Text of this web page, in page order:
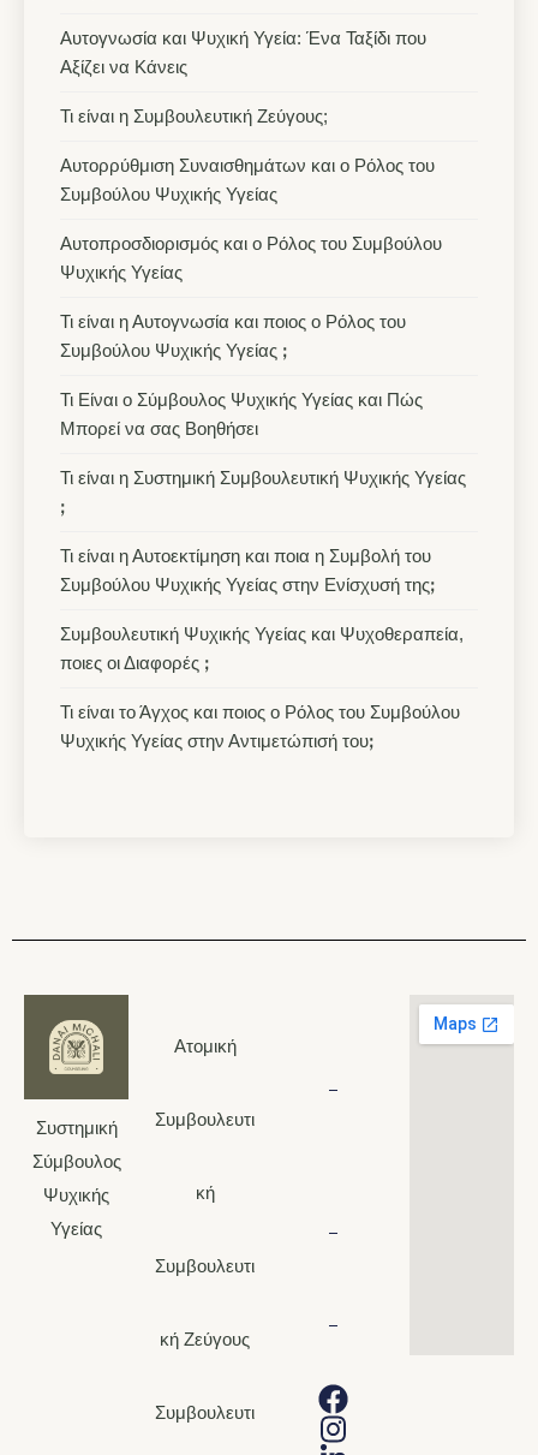
Αυτογνωσία και Ψυχική Υγεία: Ένα Ταξίδι που
Αξίζει να Κάνεις
Τι είναι η Συμβουλευτική Ζεύγους;
Αυτορρύθμιση Συναισθημάτων και ο Ρόλος του
Συμβούλου Ψυχικής Υγείας
Αυτοπροσδιορισμός και ο Ρόλος του Συμβούλου
Ψυχικής Υγείας
Τι είναι η Αυτογνωσία και ποιος ο Ρόλος του
Συμβούλου Ψυχικής Υγείας ꓼ
Τι Είναι ο Σύμβουλος Ψυχικής Υγείας και Πώς
Μπορεί να σας Βοηθήσει
Τι είναι η Συστημική Συμβουλευτική Ψυχικής Υγείας
ꓼ
Τι είναι η Αυτοεκτίμηση και ποια η Συμβολή του
Συμβούλου Ψυχικής Υγείας στην Ενίσχυσή τηςꓼ
Συμβουλευτική Ψυχικής Υγείας και Ψυχοθεραπεία,
ποιες οι Διαφορές ꓼ
Τι είναι το Άγχος και ποιος ο Ρόλος του Συμβούλου
Ψυχικής Υγείας στην Αντιμετώπισή τουꓼ
Συστημική
Σύμβουλος
Ψυχικής
Υγείας
Ατομική
Συμβουλευτι
κή
Συμβουλευτι
κή Ζεύγους
Συμβουλευτι
6948290983